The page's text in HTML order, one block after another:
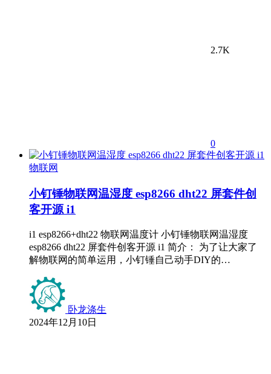
2.7K
0
物联网
小钉锤物联网温湿度 esp8266 dht22 屏套件创
客开源 i1
i1 esp8266+dht22 物联网温度计 小钉锤物联网温湿度
esp8266 dht22 屏套件创客开源 i1 简介： 为了让大家了
解物联网的简单运用，小钉锤自己动手DIY的…
卧龙涤生
2024年12月10日